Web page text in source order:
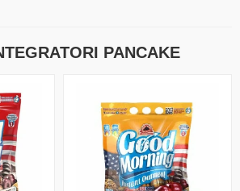
PANCAKE